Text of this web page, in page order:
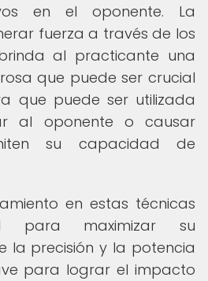
en el oponente. La
fuerza a través de los
al practicante una
que puede ser crucial
que puede ser utilizada
al oponente o causar
su capacidad de
en estas técnicas
para maximizar su
la precisión y la potencia
para lograr el impacto